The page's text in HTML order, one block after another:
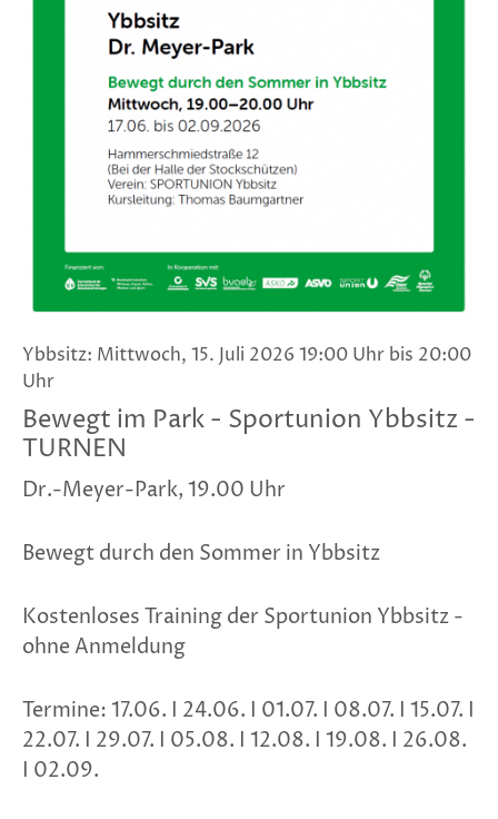
Ybbsitz: Mittwoch, 15. Juli 2026 19:00 Uhr bis 20:00
Uhr
Bewegt im Park - Sportunion Ybbsitz -
TURNEN
Dr.-Meyer-Park, 19.00 Uhr
Bewegt durch den Sommer in Ybbsitz
Kostenloses Training der Sportunion Ybbsitz -
ohne Anmeldung
Termine: 17.06. I 24.06. I 01.07. I 08.07. I 15.07. I
22.07. I 29.07. I 05.08. I 12.08. I 19.08. I 26.08.
I 02.09.